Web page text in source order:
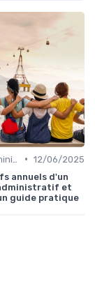
• 12/06/2025
annuels d'un
et
guide pratique